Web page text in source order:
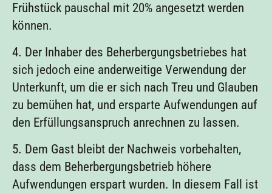
Frühstück pauschal mit 20% angesetzt werden
können.
4. Der Inhaber des Beherbergungsbetriebes hat
sich jedoch eine anderweitige Verwendung der
Unterkunft, um die er sich nach Treu und Glauben
zu bemühen hat, und ersparte Aufwendungen auf
den Erfüllungsanspruch anrechnen zu lassen.
5. Dem Gast bleibt der Nachweis vorbehalten,
dass dem Beherbergungsbetrieb höhere
Aufwendungen erspart wurden. In diesem Fall ist